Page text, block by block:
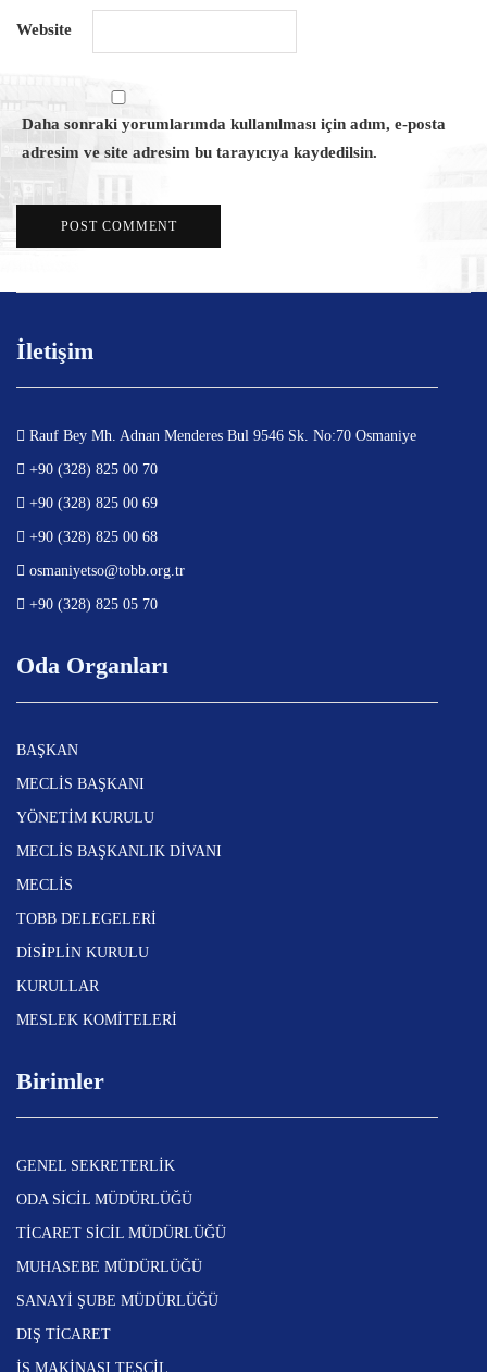
Website
Daha sonraki yorumlarımda kullanılması için adım, e-posta
adresim ve site adresim bu tarayıcıya kaydedilsin.
İletişim
Rauf Bey Mh. Adnan Menderes Bul 9546 Sk. No:70 Osmaniye
+90 (328) 825 00 70
+90 (328) 825 00 69
+90 (328) 825 00 68
osmaniyetso@tobb.org.tr
+90 (328) 825 05 70
Oda Organları
BAŞKAN
MECLİS BAŞKANI
YÖNETİM KURULU
MECLİS BAŞKANLIK DİVANI
MECLİS
TOBB DELEGELERİ
DİSİPLİN KURULU
KURULLAR
MESLEK KOMİTELERİ
Birimler
GENEL SEKRETERLİK
ODA SİCİL MÜDÜRLÜĞÜ
TİCARET SİCİL MÜDÜRLÜĞÜ
MUHASEBE MÜDÜRLÜĞÜ
SANAYİ ŞUBE MÜDÜRLÜĞÜ
DIŞ TİCARET
İŞ MAKİNASI TESCİL